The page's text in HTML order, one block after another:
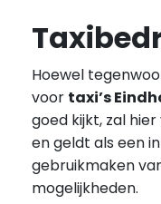
Hoewel
voor taxi’s
goed kijkt, zal
en geldt als een
gebruikmaken
mogelijkheden.